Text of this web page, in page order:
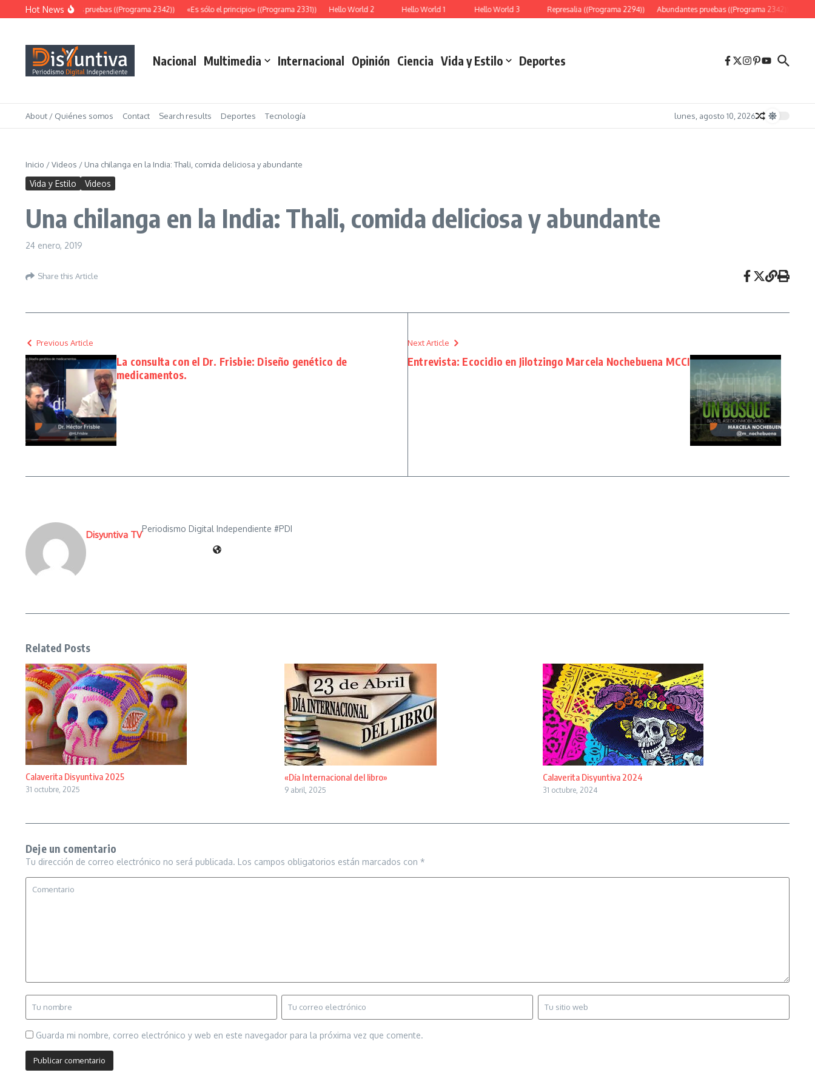
Saltar al contenido
Hot News
Abundantes pruebas ((Programa 2342)) «Es sólo el principio» ((Programa 2331)) Hello World 2 Hello World 1 Hello World 3 Represalia ((Programa 2294)) Abundantes pruebas ((Programa 2342))
Nacional Multimedia Internacional Opinión Ciencia Vida y Estilo Deportes
About / Quiénes somos Contact Search results Deportes Tecnología lunes, agosto 10, 2026
Inicio /Videos / Una chilanga en la India: Thali, comida deliciosa y abundante
Vida y Estilo Videos
Una chilanga en la India: Thali, comida deliciosa y abundante
24 enero, 2019
Share this Article
Previous Article
La consulta con el Dr. Frisbie: Diseño genético de
medicamentos.
Next Article
Entrevista: Ecocidio en Jilotzingo Marcela Nochebuena MCCI
Disyuntiva TV
Periodismo Digital Independiente #PDI
Related Posts
Calaverita Disyuntiva 2025
31 octubre, 2025
«Día Internacional del libro»
9 abril, 2025
Calaverita Disyuntiva 2024
31 octubre, 2024
Deje un comentario
Tu dirección de correo electrónico no será publicada. Los campos obligatorios están marcados con *
Guarda mi nombre, correo electrónico y web en este navegador para la próxima vez que comente.